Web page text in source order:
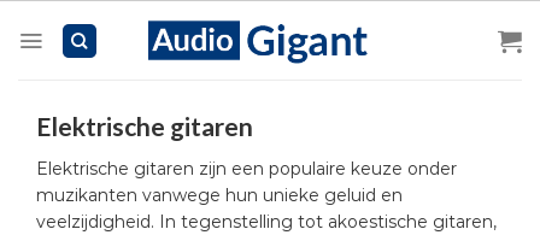
Elektrische gitaren
Elektrische gitaren zijn een populaire keuze onder
muzikanten vanwege hun unieke geluid en
veelzijdigheid. In tegenstelling tot akoestische gitaren,